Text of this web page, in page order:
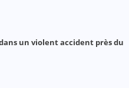
un violent accident près du